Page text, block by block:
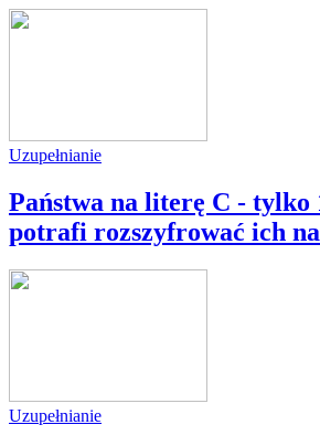
Uzupełnianie
Państwa na literę C - tylko
potrafi rozszyfrować ich
Uzupełnianie